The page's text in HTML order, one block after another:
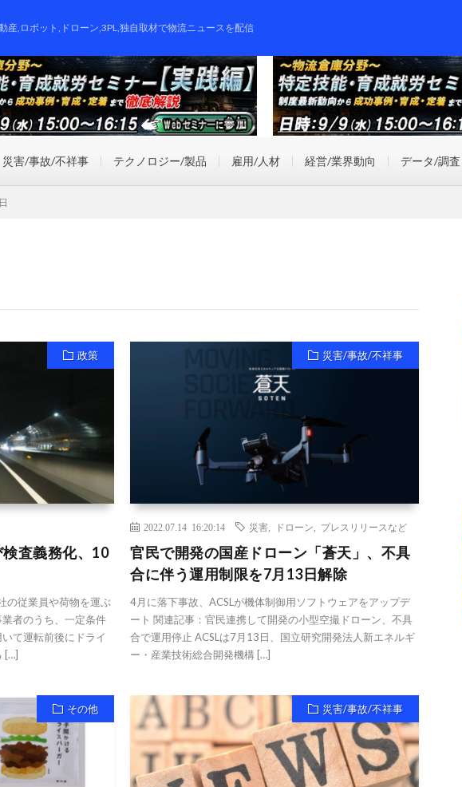
産,ロボット,ドローン,3PL,独自取材で物流ニュースを配信
災害/事故/不祥事 テクノロジー/製品 雇用/人材 経営/業界動向 データ/調査
政策
検査義務化、10
の従業員や荷物を運ぶ
業者のうち、一定条件
て運転前後にドライ
[…]
災害/事故/不祥事
2022.07.14 16:20:14 災害 ドローン プレスリリースなど
官民で開発の国産ドローン「蒼天」、不具
合に伴う運用制限を7月13日解除
4月に落下事故、ACSLが機体制御用ソフトウェアをアップデ
ート 関連記事：官民連携して開発の小型空撮ドローン、不具
合で運用停止 ACSLは7月13日、国立研究開発法人新エネルギ
ー・産業技術総合開発機構 […]
その他 災害/事故/不祥事